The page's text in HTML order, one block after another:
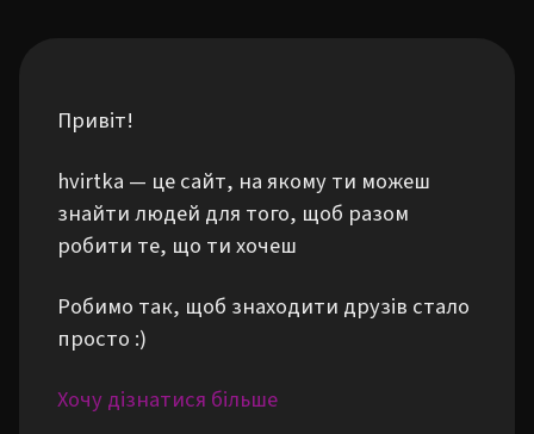
Привіт!
hvirtka — це сайт, на якому ти можеш
знайти людей для того, щоб разом
робити те, що ти хочеш
Робимо так, щоб знаходити друзів стало
просто :)
Хочу дізнатися більше